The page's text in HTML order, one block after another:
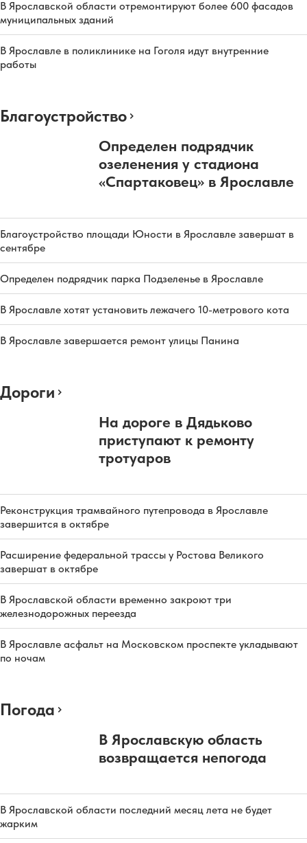
В Ярославской области отремонтируют более 600 фасадов
муниципальных зданий
В Ярославле в поликлинике на Гоголя идут внутренние
работы
Благоустройство
Определен подрядчик
озеленения у стадиона
«Спартаковец» в Ярославле
Благоустройство площади Юности в Ярославле завершат в
сентябре
Определен подрядчик парка Подзеленье в Ярославле
В Ярославле хотят установить лежачего 10-метрового кота
В Ярославле завершается ремонт улицы Панина
Дороги
На дороге в Дядьково
приступают к ремонту
тротуаров
Реконструкция трамвайного путепровода в Ярославле
завершится в октябре
Расширение федеральной трассы у Ростова Великого
завершат в октябре
В Ярославской области временно закроют три
железнодорожных переезда
В Ярославле асфальт на Московском проспекте укладывают
по ночам
Погода
В Ярославскую область
возвращается непогода
В Ярославской области последний месяц лета не будет
жарким